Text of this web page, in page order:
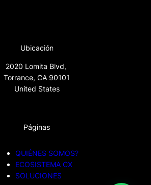
Ubicación
2020 Lomita Blvd,
Torrance, CA 90101
United States
Páginas
QUIÉNES SOMOS?
ECOSISTEMA CX
SOLUCIONES